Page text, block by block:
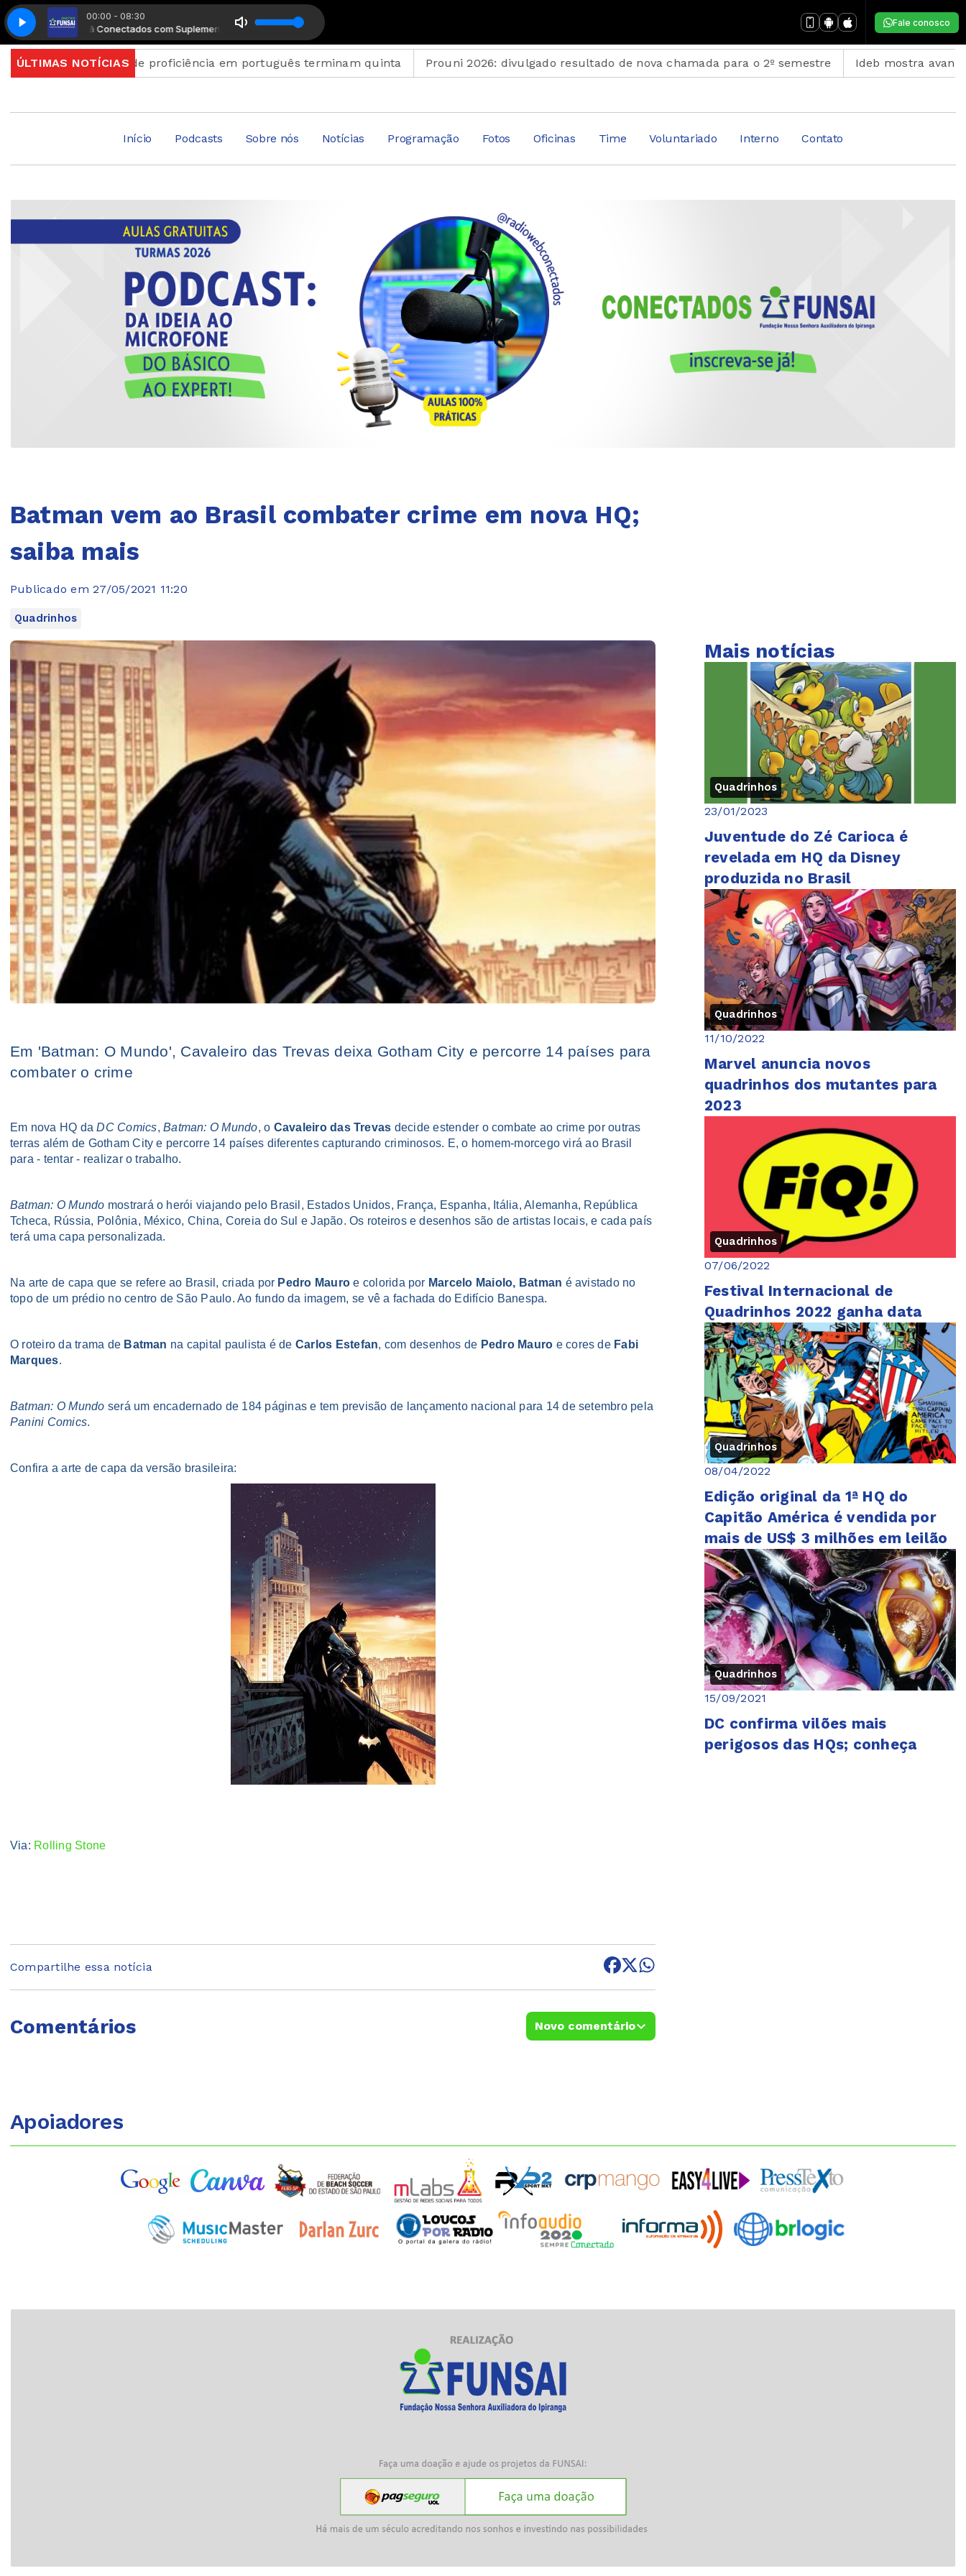
00:00 - 08:30
Manhã Conectados com Suplemento MusicalManhã Conectados com Suplemento Musical
Fale conosco
ÚLTIMAS NOTÍCIAS
exame de proficiência em português terminam quinta Prouni 2026: divulgado resultado de nova chamada para o 2º semestre Ideb mostra avanço da
Início Podcasts Sobre nós Notícias Programação Fotos Oficinas Time Voluntariado Interno Contato
Batman vem ao Brasil combater crime em nova HQ;
saiba mais
Publicado em 27/05/2021 11:20
Quadrinhos
Em 'Batman: O Mundo', Cavaleiro das Trevas deixa Gotham City e percorre 14 países para
combater o crime
Em nova HQ daDC Comics,Batman: O Mundo, o Cavaleiro das Trevas decide estender o combate ao crime por outras
terras além de Gotham City e percorre 14 países diferentes capturando criminosos. E, o homem-morcego virá ao Brasil
para - tentar - realizar o trabalho.
Batman: O Mundo mostrará o herói viajando pelo Brasil, Estados Unidos, França, Espanha, Itália, Alemanha, República
Tcheca, Rússia, Polônia, México, China, Coreia do Sul e Japão. Os roteiros e desenhos são de artistas locais, e cada país
terá uma capa personalizada.
Na arte de capa que se refere ao Brasil, criada por Pedro Mauro e colorida por Marcelo Maiolo, Batman é avistado no
topo de um prédio no centro de São Paulo. Ao fundo da imagem, se vê a fachada do Edifício Banespa.
O roteiro da trama de Batman na capital paulista é de Carlos Estefan, com desenhos de Pedro Mauro e cores de Fabi
Marques.
Batman: O Mundo será um encadernado de 184 páginas e tem previsão de lançamento nacional para 14 de setembro pela
Panini Comics.
Confira a arte de capa da versão brasileira:
Via: Rolling Stone
Compartilhe essa notícia
Comentários Novo comentário
Mais notícias
Quadrinhos
23/01/2023
Juventude do Zé Carioca é
revelada em HQ da Disney
produzida no Brasil
Quadrinhos
11/10/2022
Marvel anuncia novos
quadrinhos dos mutantes para
2023
Quadrinhos
07/06/2022
Festival Internacional de
Quadrinhos 2022 ganha data
Quadrinhos
08/04/2022
Edição original da 1ª HQ do
Capitão América é vendida por
mais de US$ 3 milhões em leilão
Quadrinhos
15/09/2021
DC confirma vilões mais
perigosos das HQs; conheça
Apoiadores